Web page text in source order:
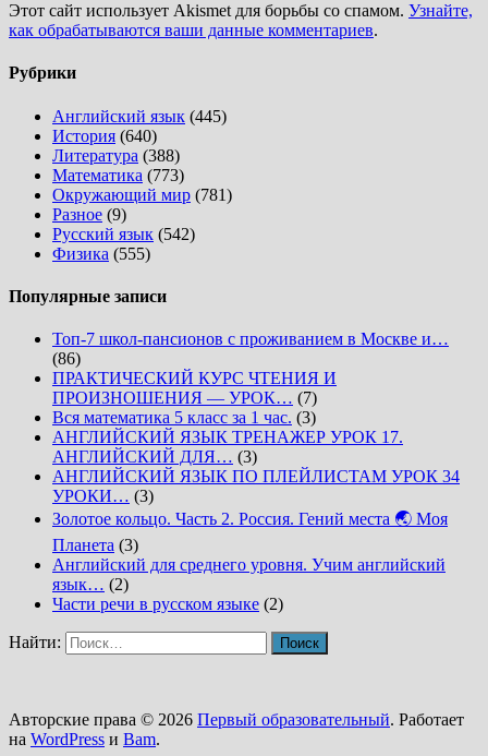
Этот сайт использует Akismet для борьбы со спамом. Узнайте,
как обрабатываются ваши данные комментариев.
Рубрики
Английский язык (445)
История (640)
Литература (388)
Математика (773)
Окружающий мир (781)
Разное (9)
Русский язык (542)
Физика (555)
Популярные записи
Топ-7 школ-пансионов с проживанием в Москве и…
(86)
ПРАКТИЧЕСКИЙ КУРС ЧТЕНИЯ И
ПРОИЗНОШЕНИЯ — УРОК… (7)
Вся математика 5 класс за 1 час. (3)
АНГЛИЙСКИЙ ЯЗЫК ТРЕНАЖЕР УРОК 17.
АНГЛИЙСКИЙ ДЛЯ… (3)
АНГЛИЙСКИЙ ЯЗЫК ПО ПЛЕЙЛИСТАМ УРОК 34
УРОКИ… (3)
Золотое кольцо. Часть 2. Россия. Гений места 🌏 Моя
Планета (3)
Английский для среднего уровня. Учим английский
язык… (2)
Части речи в русском языке (2)
Найти:
Авторские права © 2026 Первый образовательный. Работает
на WordPress и Bam.